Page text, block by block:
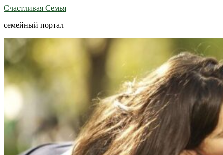
Счастливая Семья
семейный портал